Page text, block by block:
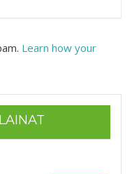
Learn how your